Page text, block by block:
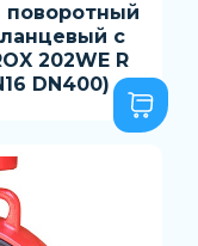
поворотный
с
202WE R
DN400)